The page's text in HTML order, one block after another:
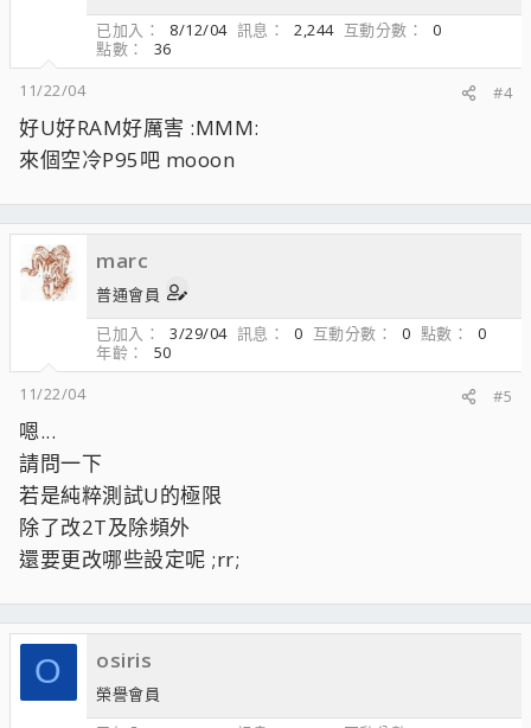
已加入
8/12/04 訊息 2,244 互動分數
0
點數
36
11/22/04
#4
好U好RAM好厲害 :MMM:
來個空冷P95吧 mooon
marc
普通會員
已加入
3/29/04 訊息 0 互動分數 0 點數
0
年齡
50
11/22/04
#5
嗯...
請問一下
若是純粹測試U的極限
除了改2T及除頻外
還要更改哪些設定呢 ;rr;
O osiris
榮譽會員